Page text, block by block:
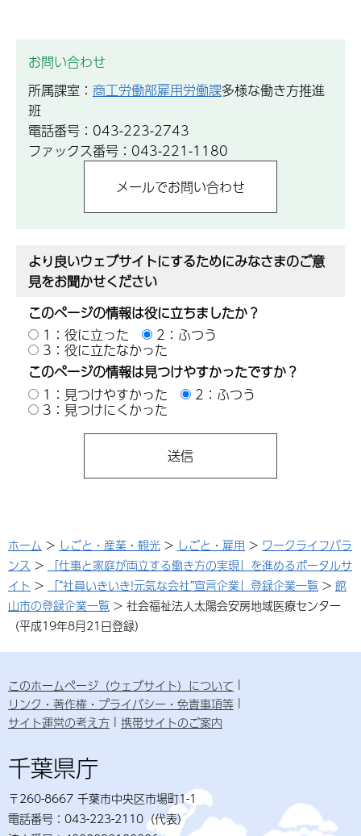
お問い合わせ
所属課室： 商工労働部雇用労働課多様な働き方推進
班
電話番号：043-223-2743
ファックス番号：043-221-1180
より良いウェブサイトにするためにみなさまのご意
見をお聞かせください
このページの情報は役に立ちましたか？
1：役に立った
2：ふつう
3：役に立たなかった
このページの情報は見つけやすかったですか？
1：見つけやすかった
2：ふつう
3：見つけにくかった
ホーム > しごと・産業・観光 > しごと・雇用 > ワークライフバラ
ンス >
「仕事と家庭が両立する働き方の実現」を進めるポータルサ
イト > 「“社員いきいき!元気な会社”宣言企業」登録企業一覧 > 館
山市の登録企業一覧 > 社会福祉法人太陽会安房地域医療センター
（平成19年8月21日登録）
このホームページ（ウェブサイト）について
リンク・著作権・プライバシー・免責事項等
サイト運営の考え方
携帯サイトのご案内
千葉県庁
〒260-8667 千葉市中央区市場町1-1
電話番号：043-223-2110（代表）